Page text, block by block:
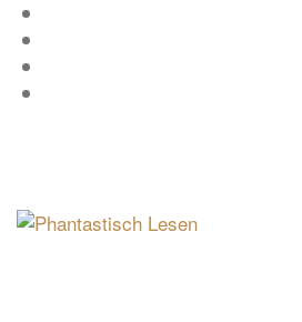
Zum
Inhalt
springen